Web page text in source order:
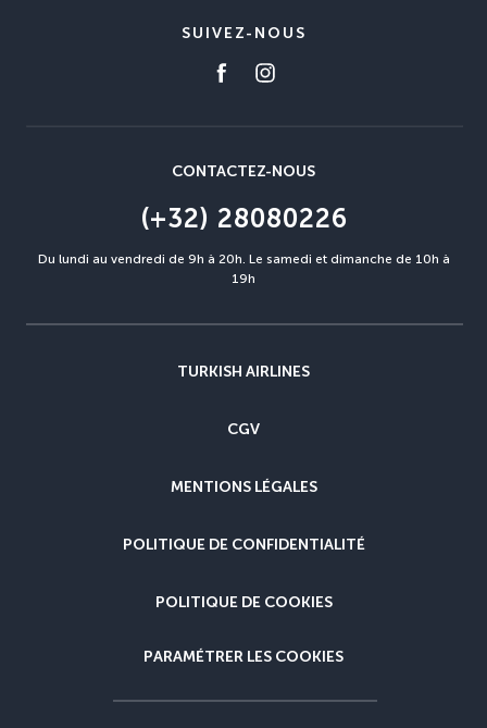
SUIVEZ-NOUS
CONTACTEZ-NOUS
(+32) 28080226
Du lundi au vendredi de 9h à 20h. Le samedi et dimanche de 10h à
19h
TURKISH AIRLINES
CGV
MENTIONS LÉGALES
POLITIQUE DE CONFIDENTIALITÉ
POLITIQUE DE COOKIES
PARAMÉTRER LES COOKIES